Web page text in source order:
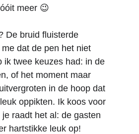
meer 😉
De bruid fluisterde
dat de pen het niet
ik twee keuzes had: in de
of het moment maar
in de hoop dat
oppikten. Ik koos voor
je raadt het al: de gasten
hartstikke leuk op!